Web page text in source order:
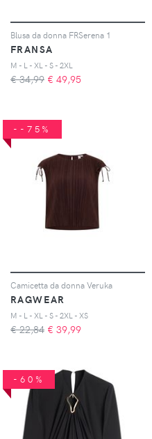
Blusa da donna FRSerena 1
FRANSA
M - L - XL - S - 2XL
€ 34,99 € 49,95
--75%
Camicetta da donna Veruka
RAGWEAR
M - L - XL - S - 2XL - XS
€ 22,84 € 39,99
-60%